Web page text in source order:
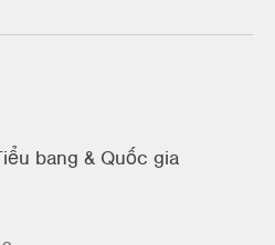
bang & Quốc gia